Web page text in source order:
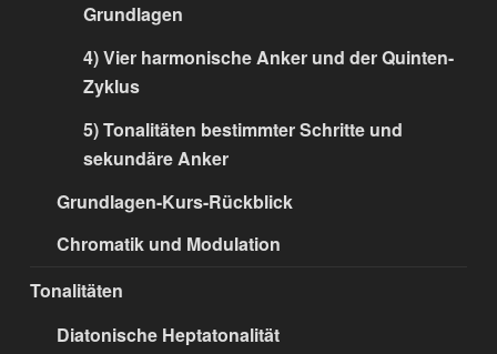
Grundlagen
4) Vier harmonische Anker und der Quinten-
Zyklus
5) Tonalitäten bestimmter Schritte und
sekundäre Anker
Grundlagen-Kurs-Rückblick
Chromatik und Modulation
Tonalitäten
Diatonische Heptatonalität